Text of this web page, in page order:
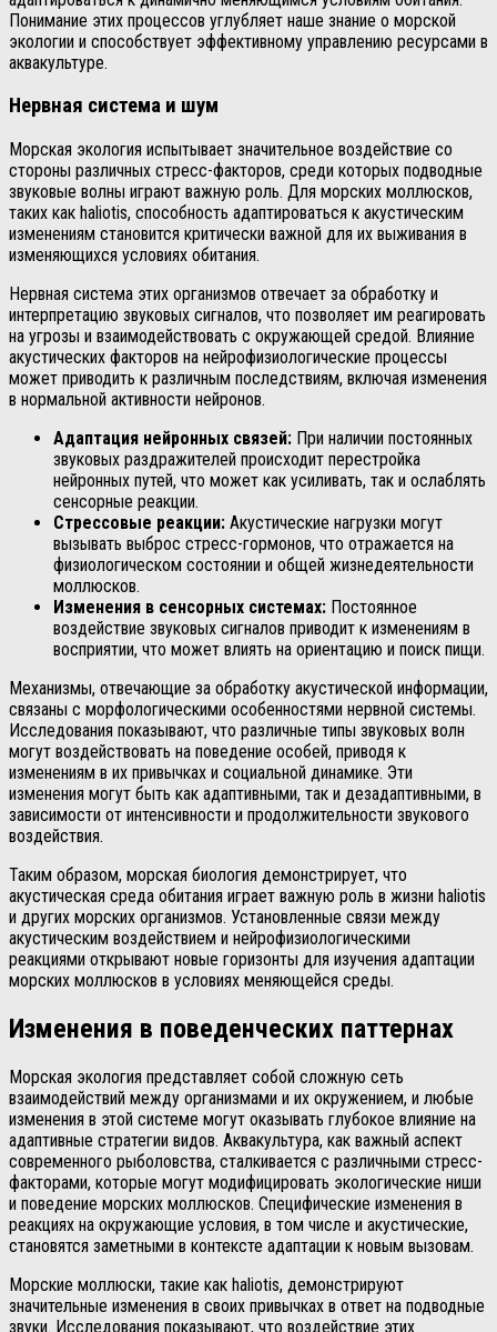
Понимание этих процессов углубляет наше знание о морской
экологии и способствует эффективному управлению ресурсами в
аквакультуре.
Нервная система и шум
Морская экология испытывает значительное воздействие со
стороны различных стресс-факторов, среди которых подводные
звуковые волны играют важную роль. Для морских моллюсков,
таких как haliotis, способность адаптироваться к акустическим
изменениям становится критически важной для их выживания в
изменяющихся условиях обитания.
Нервная система этих организмов отвечает за обработку и
интерпретацию звуковых сигналов, что позволяет им реагировать
на угрозы и взаимодействовать с окружающей средой. Влияние
акустических факторов на нейрофизиологические процессы
может приводить к различным последствиям, включая изменения
в нормальной активности нейронов.
Адаптация нейронных связей: При наличии постоянных
звуковых раздражителей происходит перестройка
нейронных путей, что может как усиливать, так и ослаблять
сенсорные реакции.
Стрессовые реакции: Акустические нагрузки могут
вызывать выброс стресс-гормонов, что отражается на
физиологическом состоянии и общей жизнедеятельности
моллюсков.
Изменения в сенсорных системах: Постоянное
воздействие звуковых сигналов приводит к изменениям в
восприятии, что может влиять на ориентацию и поиск пищи.
Механизмы, отвечающие за обработку акустической информации,
связаны с морфологическими особенностями нервной системы.
Исследования показывают, что различные типы звуковых волн
могут воздействовать на поведение особей, приводя к
изменениям в их привычках и социальной динамике. Эти
изменения могут быть как адаптивными, так и дезадаптивными, в
зависимости от интенсивности и продолжительности звукового
воздействия.
Таким образом, морская биология демонстрирует, что
акустическая среда обитания играет важную роль в жизни haliotis
и других морских организмов. Установленные связи между
акустическим воздействием и нейрофизиологическими
реакциями открывают новые горизонты для изучения адаптации
морских моллюсков в условиях меняющейся среды.
Изменения в поведенческих паттернах
Морская экология представляет собой сложную сеть
взаимодействий между организмами и их окружением, и любые
изменения в этой системе могут оказывать глубокое влияние на
адаптивные стратегии видов. Аквакультура, как важный аспект
современного рыболовства, сталкивается с различными стресс-
факторами, которые могут модифицировать экологические ниши
и поведение морских моллюсков. Специфические изменения в
реакциях на окружающие условия, в том числе и акустические,
становятся заметными в контексте адаптации к новым вызовам.
Морские моллюски, такие как haliotis, демонстрируют
значительные изменения в своих привычках в ответ на подводные
звуки. Исследования показывают, что воздействие этих